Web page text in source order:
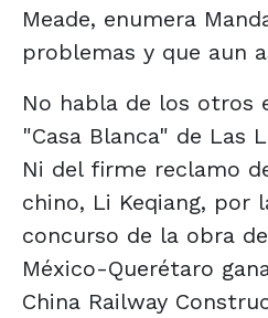
Meade, enumera
problemas y que aun
No habla de los otros
"Casa Blanca" de Las
Ni del firme reclamo
chino, Li Keqiang, por
concurso de la obra
México-Querétaro
China Railway